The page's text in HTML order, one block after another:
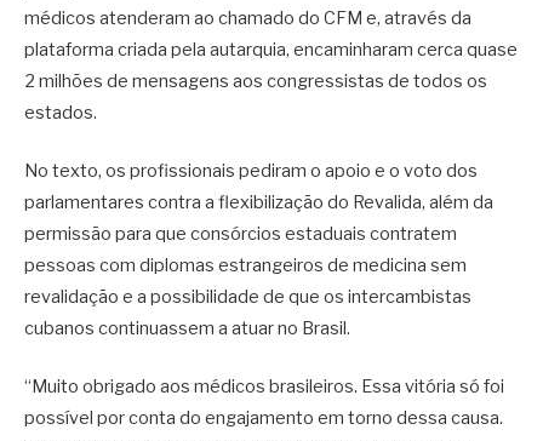
médicos atenderam ao chamado do CFM e, através da
plataforma criada pela autarquia, encaminharam cerca quase
2 milhões de mensagens aos congressistas de todos os
estados.
No texto, os profissionais pediram o apoio e o voto dos
parlamentares contra a flexibilização do Revalida, além da
permissão para que consórcios estaduais contratem
pessoas com diplomas estrangeiros de medicina sem
revalidação e a possibilidade de que os intercambistas
cubanos continuassem a atuar no Brasil.
“Muito obrigado aos médicos brasileiros. Essa vitória só foi
possível por conta do engajamento em torno dessa causa.